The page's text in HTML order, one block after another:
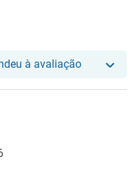
à avaliaçãoO nosso